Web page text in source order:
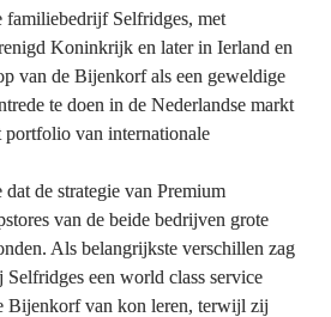
familiebedrijf Selfridges, met
Koninkrijk en later in Ierland en
van de Bijenkorf als een geweldige
te doen in de Nederlandse markt
portfolio van internationale
dat de strategie van Premium
van de beide bedrijven grote
Als belangrijkste verschillen zag
Selfridges een world class service
Bijenkorf van kon leren, terwijl zij